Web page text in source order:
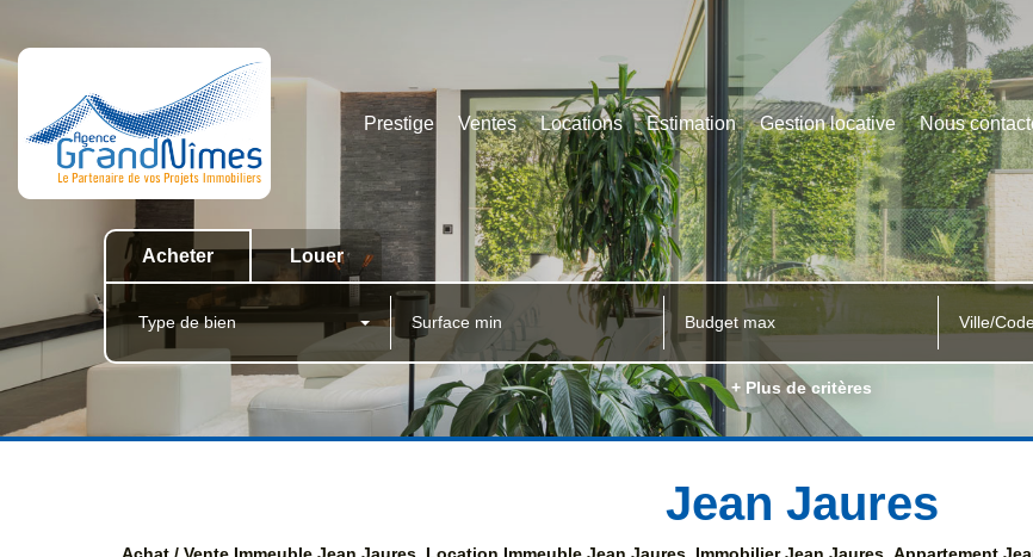
Prestige Ventes Locations Estimation Gestion locative Nous
Acheter Louer
Type de bien Ville/
+ Plus de critères
Jean Jaures